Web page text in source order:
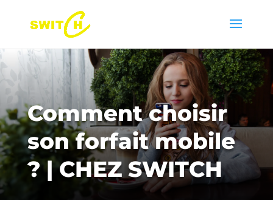
Comment choisir
son forfait mobile
? | CHEZ SWITCH